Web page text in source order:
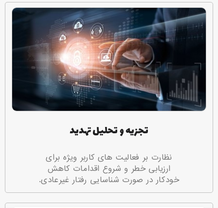
تجزیه و تحلیل تهدید
نظارت بر فعالیت های کاربر ویژه برای
ارزیابی خطر و شروع اقدامات کاهش
خودکار در صورت شناسایی رفتار غیرعادی.